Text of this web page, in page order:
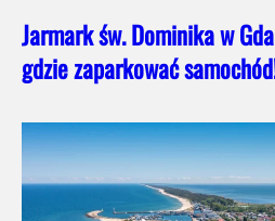
Jarmark św. Dominika w
gdzie zaparkować